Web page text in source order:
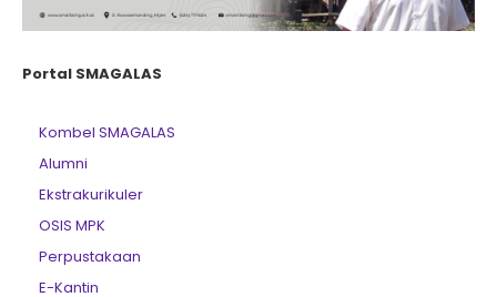
Portal SMAGALAS
Kombel SMAGALAS
Alumni
Ekstrakurikuler
OSIS MPK
Perpustakaan
E-Kantin